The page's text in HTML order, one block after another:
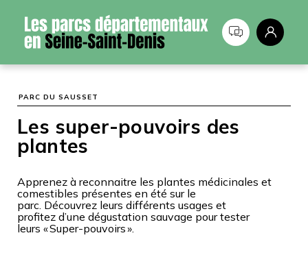
PARC DU SAUSSET
Les super-pouvoirs des
plantes
Apprenez à reconnaitre les plantes médicinales et
comestibles présentes en été sur le
parc. Découvrez leurs différents usages et
profitez d’une dégustation sauvage pour tester
leurs « Super-pouvoirs ».